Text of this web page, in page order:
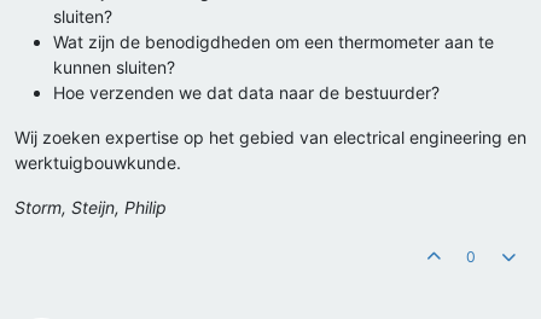
sluiten?
Wat zijn de benodigdheden om een thermometer aan te
kunnen sluiten?
Hoe verzenden we dat data naar de bestuurder?
Wij zoeken expertise op het gebied van electrical engineering en
werktuigbouwkunde.
Storm, Steijn, Philip
0